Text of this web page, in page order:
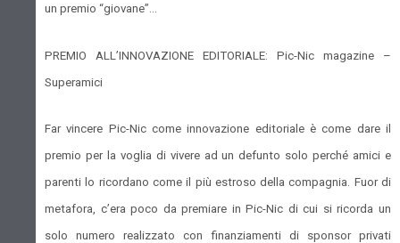
un premio “giovane”…
PREMIO ALL’INNOVAZIONE EDITORIALE: Pic-Nic magazine –
Superamici
Far vincere Pic-Nic come innovazione editoriale è come dare il
premio per la voglia di vivere ad un defunto solo perché amici e
parenti lo ricordano come il più estroso della compagnia. Fuor di
metafora, c’era poco da premiare in Pic-Nic di cui si ricorda un
solo numero realizzato con finanziamenti di sponsor privati